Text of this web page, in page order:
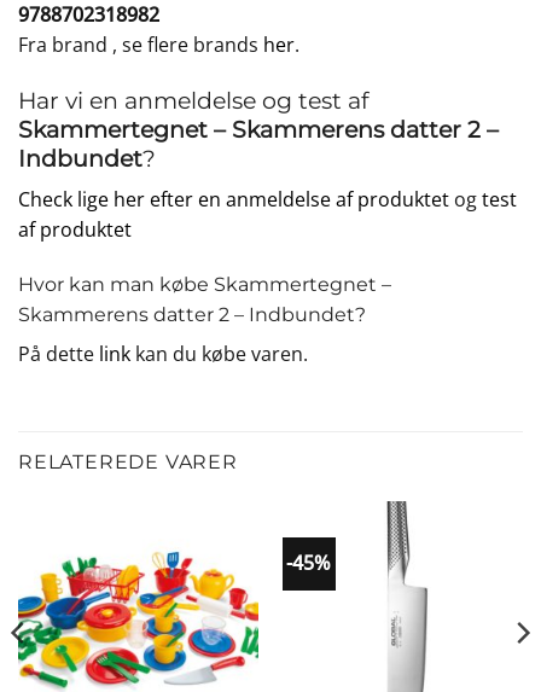
9788702318982
Fra brand , se flere brands her.
Har vi en anmeldelse og test af
Skammertegnet – Skammerens datter 2 –
Indbundet?
Check lige her efter en anmeldelse af produktet ogtest
af produktet
Hvor kan man købe Skammertegnet –
Skammerens datter 2 – Indbundet?
På dette link kan du købe varen.
RELATEREDE VARER
-45%